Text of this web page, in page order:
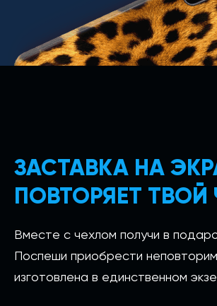
ЗАСТАВКА НА
ПОВТОРЯЕТ ТВОЙ
Вместе с чехлом получи в
Поспеши приобрести
изготовлена в единственном